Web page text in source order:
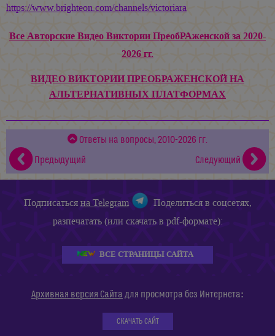
https://www.brighteon.com/channels/victoriara
Все Авторские Видео Виктории ПреобРАженской за 2020-
2026 гг.
ВИДЕО ВИКТОРИИ ПРЕОБРАЖЕНСКОЙ НА
АЛЬТЕРНАТИВНЫХ ПЛАТФОРМАХ
Ответы на вопросы, 2010-2026 гг.
Предыдущий
Следующий
Подписатьсяна Telegram
Поделиться в соцсетях,
разпечатать (или скачать в pdf-формате):
ВСЕ СТРАНИЦЫ САЙТА
Архивная версия Сайта для просмотра без Интернета:
СКАЧАТЬ САЙТ